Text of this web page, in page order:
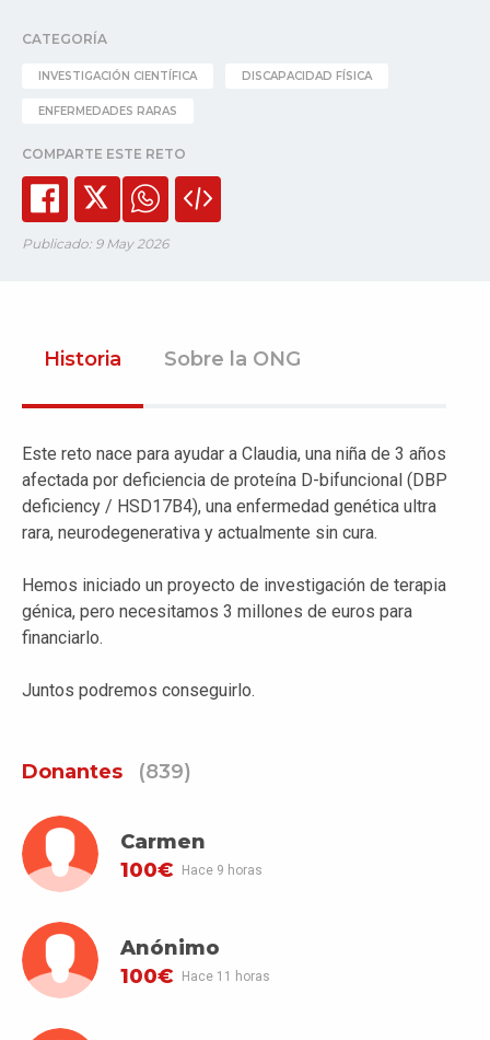
CATEGORÍA
INVESTIGACIÓN CIENTÍFICA DISCAPACIDAD FÍSICA
ENFERMEDADES RARAS
COMPARTE ESTE RETO
Publicado: 9 May 2026
Historia Sobre la ONG
Este reto nace para ayudar a Claudia, una niña de 3 años
afectada por deficiencia de proteína D-bifuncional (DBP
deficiency / HSD17B4), una enfermedad genética ultra
rara, neurodegenerativa y actualmente sin cura.
Hemos iniciado un proyecto de investigación de terapia
génica, pero necesitamos 3 millones de euros para
financiarlo.
Juntos podremos conseguirlo.
Donantes (839)
Carmen
100€
Hace 9 horas
Anónimo
100€
Hace 11 horas